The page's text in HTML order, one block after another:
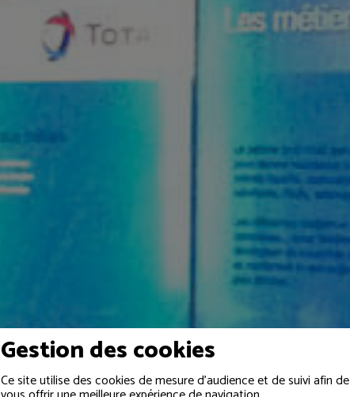
Gestion des cookies
Ce site utilise des cookies de mesure d'audience et de suivi afin de